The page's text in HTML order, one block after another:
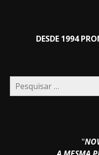
DESDE 1994
Pesquisar
por:
"